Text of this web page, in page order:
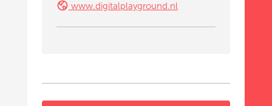
www.digitalplayground.nl